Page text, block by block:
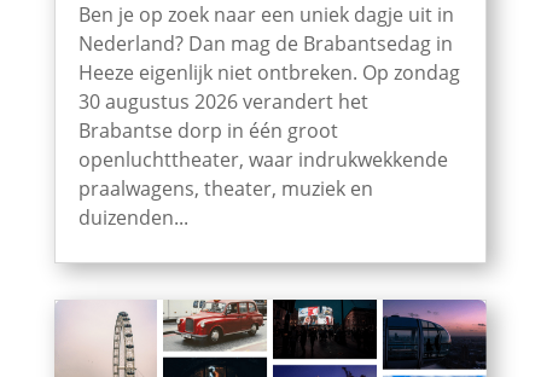
Ben je op zoek naar een uniek dagje uit in
Nederland? Dan mag de Brabantsedag in
Heeze eigenlijk niet ontbreken. Op zondag
30 augustus 2026 verandert het
Brabantse dorp in één groot
openluchttheater, waar indrukwekkende
praalwagens, theater, muziek en
duizenden...